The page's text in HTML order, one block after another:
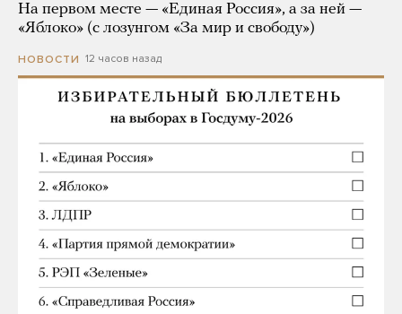
На первом месте — «Единая Россия», а за ней —
«Яблоко» (с лозунгом «За мир и свободу»)
НОВОСТИ 12 часов назад